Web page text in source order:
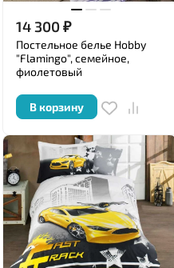
14 300₽
Постельное белье Hobby
"Flamingo", семейное,
фиолетовый
В корзину